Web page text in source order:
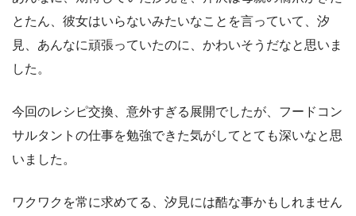
とたん、彼女はいらないみたいなことを言っていて、汐
見、あんなに頑張っていたのに、かわいそうだなと思いま
した。
今回のレシピ交換、意外すぎる展開でしたが、フードコン
サルタントの仕事を勉強できた気がしてとても深いなと思
いました。
ワクワクを常に求めてる、汐見には酷な事かもしれません